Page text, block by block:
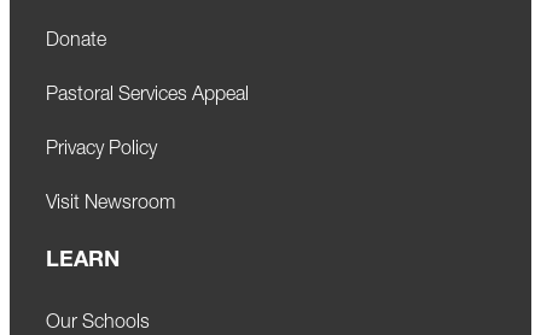
Donate
Pastoral Services Appeal
Privacy Policy
Visit Newsroom
LEARN
Our Schools